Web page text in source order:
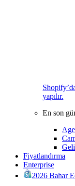
yapılır.
En son
Fiyatlandırma
Enterprise
2026 Bahar